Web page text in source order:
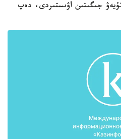
جىگىتىن اۋىستىردى، دەپ